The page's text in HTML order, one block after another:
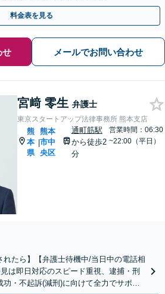
料金表を見る
せ メールでお問い合わせ
宮﨑 零生 弁護士
東京スタートアップ法律事務所 熊本支店
熊
本
県
|
熊本
市中
央区
通町筋駅
から徒歩2
分
営業時間：06:30
~22:00（平日）
れたら】【弁護士待機中/当日中の電話相
は即日対応のスピード重視、逮捕・刑
・不起訴(減刑)に向けて全力でサポー